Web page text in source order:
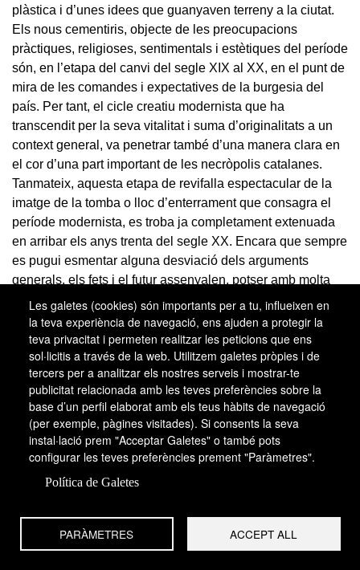
plàstica i d’unes idees que guanyaven terreny a la ciutat.
Els nous cementiris, objecte de les preocupacions
pràctiques, religioses, sentimentals i estètiques del període
són, en l’etapa del canvi del segle XIX al XX, en el punt de
mira de les comandes i expectatives de la burgesia del
país. Per tant, el cicle creatiu modernista que ha
transcendit per la seva vitalitat i suma d’originalitats a un
context general, va penetrar també d’una manera clara en
el cor d’una part important de les necròpolis catalanes.
Tanmateix, aquesta etapa de revifalla espectacular de la
imatge de la tomba o lloc d’enterrament que consagra el
període modernista, es troba ja completament extenuada
en arribar els anys trenta del segle XX. Encara que sempre
es pugui esmentar alguna desviació dels arguments
generals, els fets i el futur assenyalen, potser amb molta
més. força del que el 1900 s’hauria pogut predir, la
devaluació i la decadència del gran monument funerari
individual i familiar.
Bibliografia
Abras Pou, M.:Els cementiris de Badalona,
Ajuntament de Badalona, 1998.
Aguado, N.: Guia del Cementiri de Montjuïc
Barcelona, Institut Municipal de Serveis Funeraris,
Barcelona, 1992. .
Indagacions sobre un conjunt modernista(col·lecció
Es frares, núm. 1), Ajuntament de Lloret de Mar, 1990.
Les galetes (cookies) són importants per a tu, influeixen en
la teva experiència de navegació, ens ajuden a protegir la
teva privacitat i permeten realitzar les peticions que ens
sol·licitis a través de la web. Utilitzem galetes pròpies i de
tercers per a analitzar els nostres serveis i mostrar-te
publicitat relacionada amb les teves preferències sobre la
base d’un perfil elaborat amb els teus hàbits de navegació
(per exemple, pàgines visitades). Si consents la seva
instal·lació prem "Acceptar Galetes" o també pots
configurar les teves preferències prement "Paràmetres".
Política de Galetes
PARÀMETRES ACCEPT ALL